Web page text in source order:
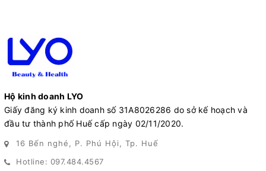
Hộ kinh doanh LYO
Giấy đăng ký kinh doanh số 31A8026286 do sở kế hoạch và
đầu tư thành phố Huế cấp ngày 02/11/2020.
16 Bến nghé, P. Phú Hội, Tp. Huế
Hotline: 097.484.4567